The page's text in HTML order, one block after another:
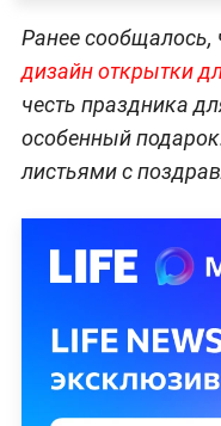
Ранее сообщалось,
дизайн открытки
честь праздника
особенный
листьями с